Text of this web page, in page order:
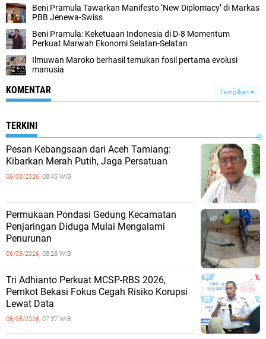
Beni Pramula Tawarkan Manifesto ‘New Diplomacy’ di Markas
PBB Jenewa-Swiss
Beni Pramula: Keketuaan Indonesia di D-8 Momentum
Perkuat Marwah Ekonomi Selatan-Selatan ​
Ilmuwan Maroko berhasil temukan fosil pertama evolusi
manusia
KOMENTAR Tampilkan
TERKINI
Pesan Kebangsaan dari Aceh Tamiang:
Kibarkan Merah Putih, Jaga Persatuan
06/08/2026, 08:45 WIB
Permukaan Pondasi Gedung Kecamatan
Penjaringan Diduga Mulai Mengalami
Penurunan
06/08/2026, 08:28 WIB
Tri Adhianto Perkuat MCSP-RBS 2026,
Pemkot Bekasi Fokus Cegah Risiko Korupsi
Lewat Data
06/08/2026, 07:37 WIB